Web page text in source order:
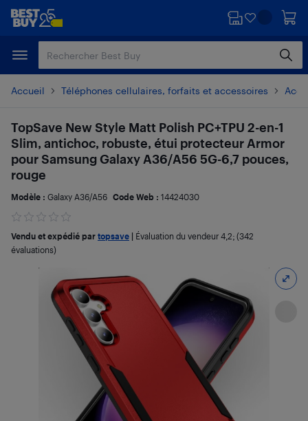
Passer
principal
Passer
Accueil Téléphones cellulaires, forfaits et accessoires
TopSave New Style Matt Polish PC+TPU 2-en-1
Slim, antichoc, robuste, étui protecteur Armor
pour Samsung Galaxy A36/A56 5G-6,7 pouces,
rouge
Modèle : Galaxy A36/A56 Code Web : 14424030
Vendu et expédié par topsave Évaluation du vendeur 4,2; (342
évaluations)